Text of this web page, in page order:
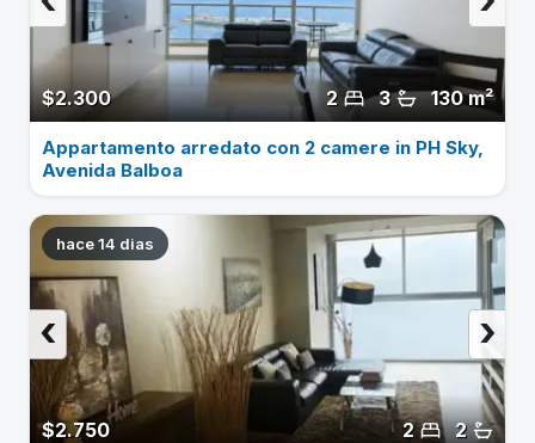
$2.300 130 m²
3
2
Appartamento arredato con 2 camere in PH Sky,
Avenida Balboa
hace 14 dias
$2.750 2
2
›
‹